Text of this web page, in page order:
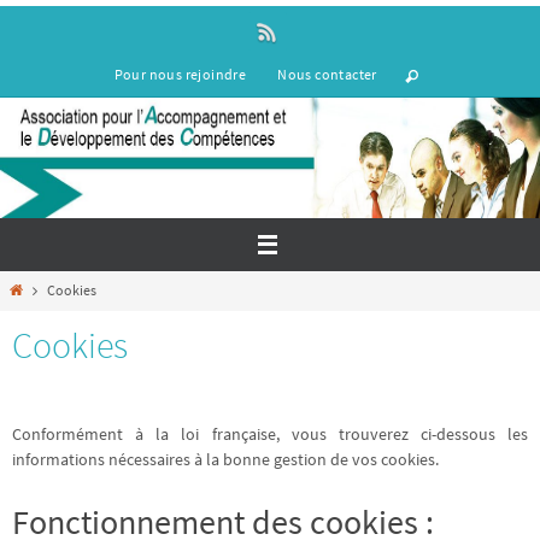
contenu
Pour nous rejoindre Nous contacter
HomeCookies
Cookies
Conformément à la loi française, vous trouverez ci-dessous les
informations nécessaires à la bonne gestion de vos cookies.
Fonctionnement des cookies :